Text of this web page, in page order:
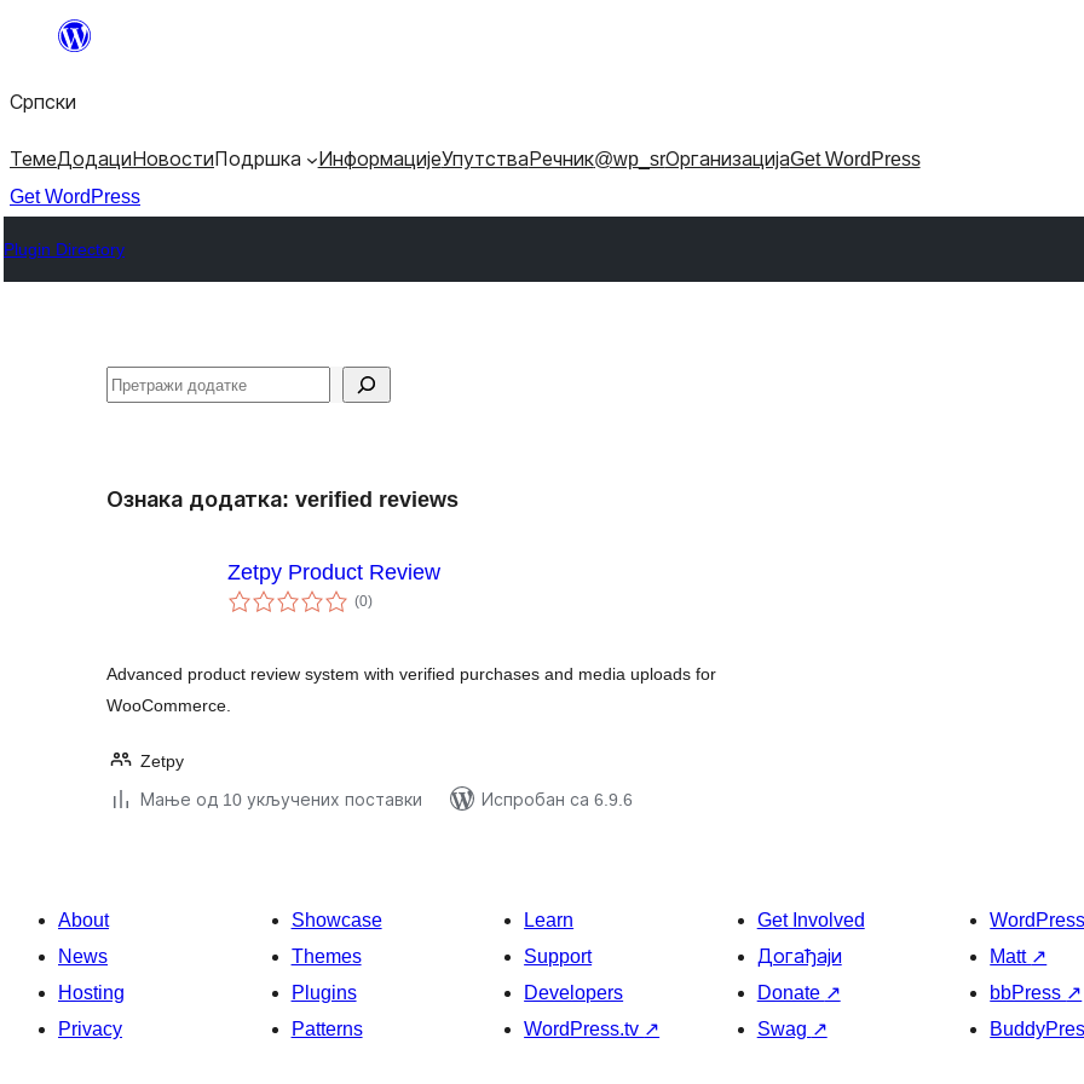
Скочи
садржај
Српски
ТемеДодаци Новости Подршка ИнформацијеУпутства Речник@wp_srОрганизацијаGet WordPress
Get WordPress
Plugin Directory
Претрага
Ознака додатка: verified reviews
Zetpy Product Review
(0укупних
оцена
)
Advanced product review system with verified purchases and media uploads for
WooCommerce.
Zetpy
Мање од 10 укључених поставки
Испробан са 6.9.6
About
News
Hosting
Privacy
Showcase
Themes
Plugins
Patterns
Learn
Support
Developers
WordPress.tv ↗
Get Involved
Догађаји
Donate ↗
Swag ↗
Matt ↗
bbPress ↗